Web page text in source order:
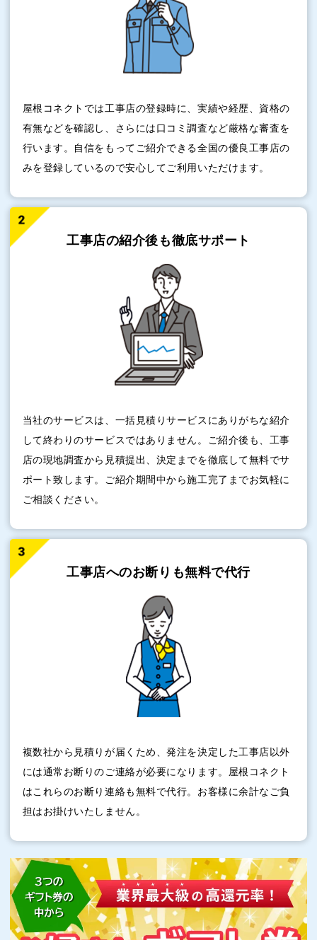
屋根コネクトでは工事店の登録時に、実績や経歴、資格の
有無などを確認し、さらには口コミ調査など厳格な審査を
行います。自信をもってご紹介できる全国の優良工事店の
みを登録しているので安心してご利用いただけます。
工事店の紹介後も徹底サポート
当社のサービスは、一括見積りサービスにありがちな紹介
して終わりのサービスではありません。ご紹介後も、工事
店の現地調査から見積提出、決定までを徹底して無料でサ
ポート致します。ご紹介期間中から施工完了までお気軽に
ご相談ください。
工事店へのお断りも無料で代行
複数社から見積りが届くため、発注を決定した工事店以外
には通常お断りのご連絡が必要になります。屋根コネクト
はこれらのお断り連絡も無料で代行。お客様に余計なご負
担はお掛けいたしません。